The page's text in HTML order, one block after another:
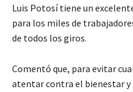
Luis Potosí tiene un
para los miles de
de todos los giros.
Comentó que, para evitar
atentar contra el bienestar y